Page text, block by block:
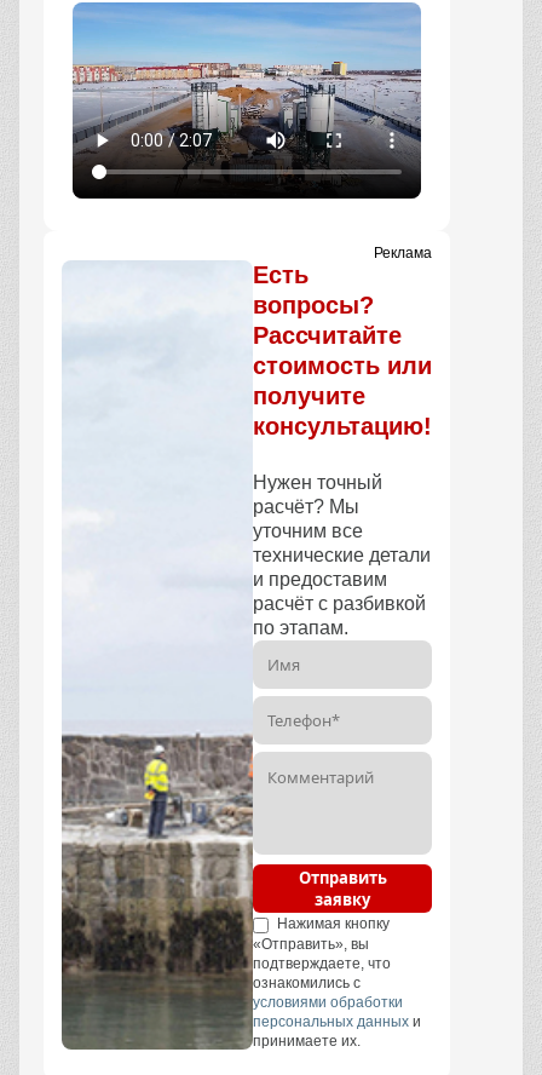
Реклама
Есть
вопросы?
Рассчитайте
стоимость или
получите
консультацию!
Нужен точный
расчёт? Мы
уточним все
технические детали
и предоставим
расчёт с разбивкой
по этапам.
Отправить
заявку
Нажимая кнопку
«Отправить», вы
подтверждаете, что
ознакомились с
условиями обработки
персональных данных и
принимаете их.